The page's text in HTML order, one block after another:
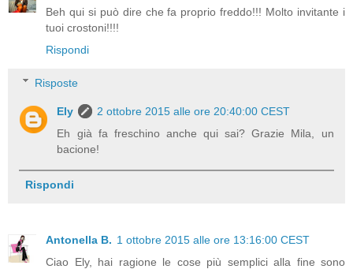
Beh qui si può dire che fa proprio freddo!!! Molto invitante i
tuoi crostoni!!!!
Rispondi
Risposte
Ely
2 ottobre 2015 alle ore 20:40:00 CEST
Eh già fa freschino anche qui sai? Grazie Mila, un
bacione!
Rispondi
Antonella B. 1 ottobre 2015 alle ore 13:16:00 CEST
Ciao Ely, hai ragione le cose più semplici alla fine sono